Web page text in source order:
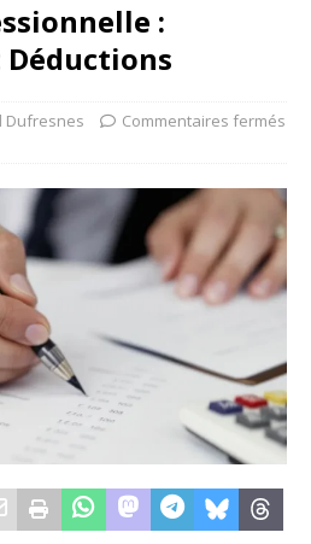
:
Dufresnes Commentaires fermés